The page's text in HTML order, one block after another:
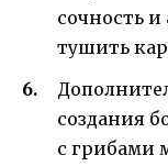
сочность
тушить
создания
с грибами